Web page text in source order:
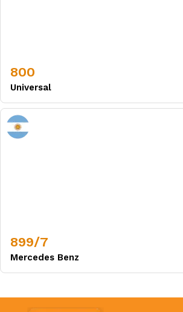
800
Universal
899/7
Mercedes Benz